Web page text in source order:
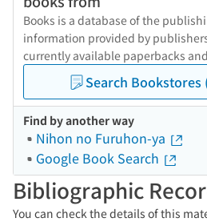
Books is a database of the
information provided by
currently available paperbacks
Search
Find by another way
Nihon no Furuhon-ya
Google Book Search
Bibliographic
You can check the details of this